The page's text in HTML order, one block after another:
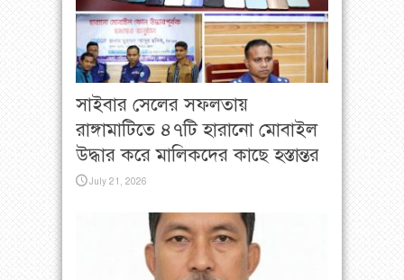
সাইবার সেলের সফলতায়
রাঙ্গামাটিতে ৪৭টি হারানো মোবাইল
উদ্ধার করে মালিকদের কাছে হস্তান্তর
July 21, 2026